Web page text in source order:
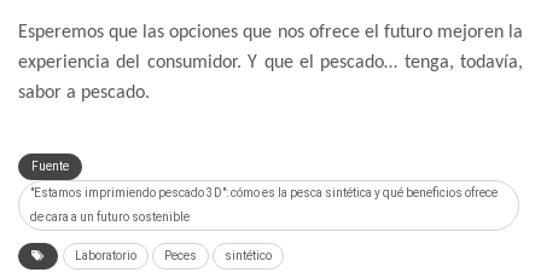
Esperemos que las opciones que nos ofrece el futuro mejoren la
experiencia del consumidor. Y que el pescado… tenga, todavía,
sabor a pescado.
Fuente
"Estamos imprimiendo pescado 3D": cómo es la pesca sintética y qué beneficios ofrece
de cara a un futuro sostenible
Laboratorio Peces sintético